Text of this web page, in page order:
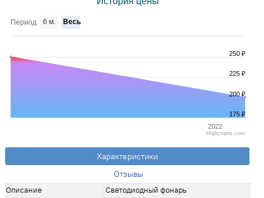
2022
200 ₽
175 ₽
225 ₽
250 ₽
Период 6 м. Весь
Highcharts.com
Характеристики
Отзывы
Описание
Светодиодный фонарь